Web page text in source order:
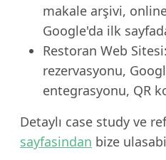
makale arşivi,
Google'da ilk
Restoran Web
rezervasyonu,
entegrasyonu, QR
Detaylı case study ve
sayfasindan bize